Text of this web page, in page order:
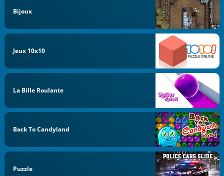
Bijoux
Jeux 10x10
La Bille Roulante
Back To Candyland
Puzzle